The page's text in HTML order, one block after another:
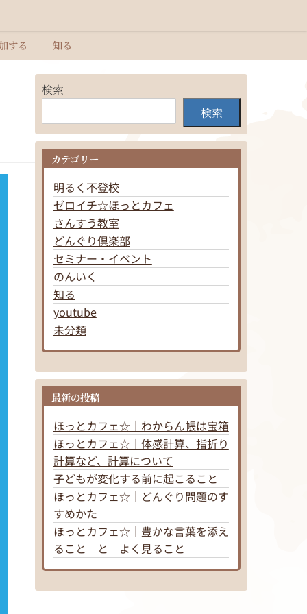
する 知る
検索
検索
カテゴリー
明るく不登校
ゼロイチ☆ほっとカフェ
さんすう教室
どんぐり倶楽部
セミナー・イベント
のんいく
知る
youtube
未分類
最新の投稿
ほっとカフェ☆｜わからん帳は宝箱
ほっとカフェ☆｜体感計算、指折り
計算など、計算について
子どもが変化する前に起こること
ほっとカフェ☆｜どんぐり問題のす
すめかた
ほっとカフェ☆｜豊かな言葉を添え
ること と よく見ること